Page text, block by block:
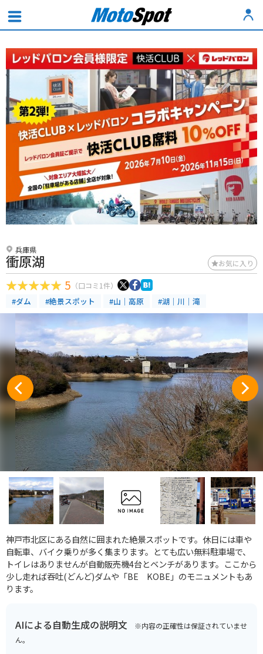
兵庫県
衝原湖 お気に入り
5 （口コミ1件）
#ダム #絶景スポット #山｜高原 #湖｜川｜滝
神戸市北区にある自然に囲まれた絶景スポットです。休日には車や
自転車、バイク乗りが多く集まります。とても広い無料駐車場で、
トイレはありませんが自動販売機4台とベンチがあります。ここから
少し走れば吞吐(どんど)ダムや「BE KOBE」のモニュメントもあ
ります。
AIによる自動生成の説明文 ※内容の正確性は保証されていませ
ん。